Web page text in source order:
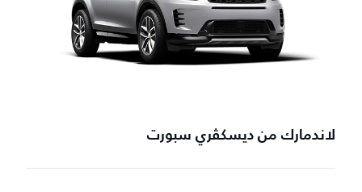
لاندمارك من ديسكڤري سبورت